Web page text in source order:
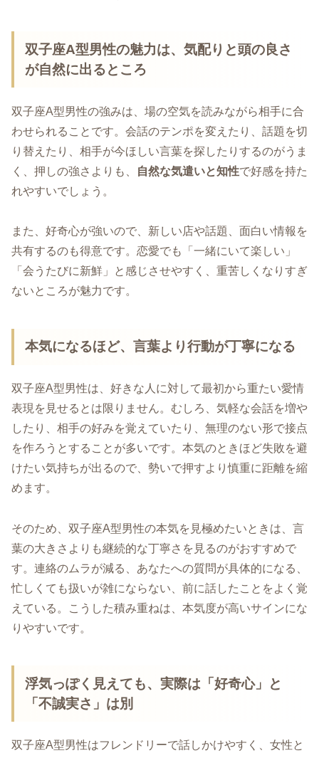
双子座A型男性の魅力は、気配りと頭の良さ
が自然に出るところ
双子座A型男性の強みは、場の空気を読みながら相手に合
わせられることです。会話のテンポを変えたり、話題を切
り替えたり、相手が今ほしい言葉を探したりするのがうま
く、押しの強さよりも、
自然な気遣いと知性で好感を持た
れやすいでしょう。
また、好奇心が強いので、新しい店や話題、面白い情報を
共有するのも得意です。恋愛でも「一緒にいて楽しい」
「会うたびに新鮮」と感じさせやすく、重苦しくなりすぎ
ないところが魅力です。
本気になるほど、言葉より行動が丁寧になる
双子座A型男性は、好きな人に対して最初から重たい愛情
表現を見せるとは限りません。むしろ、気軽な会話を増や
したり、相手の好みを覚えていたり、無理のない形で接点
を作ろうとすることが多いです。本気のときほど失敗を避
けたい気持ちが出るので、勢いで押すより慎重に距離を縮
めます。
そのため、双子座A型男性の本気を見極めたいときは、言
葉の大きさよりも継続的な丁寧さを見るのがおすすめで
す。連絡のムラが減る、あなたへの質問が具体的になる、
忙しくても扱いが雑にならない、前に話したことをよく覚
えている。こうした積み重ねは、本気度が高いサインにな
りやすいです。
浮気っぽく見えても、実際は「好奇心」と
「不誠実さ」は別
双子座A型男性はフレンドリーで話しかけやすく、女性と